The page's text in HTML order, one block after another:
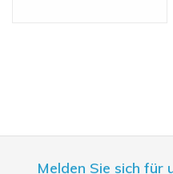
Melden Sie sich für